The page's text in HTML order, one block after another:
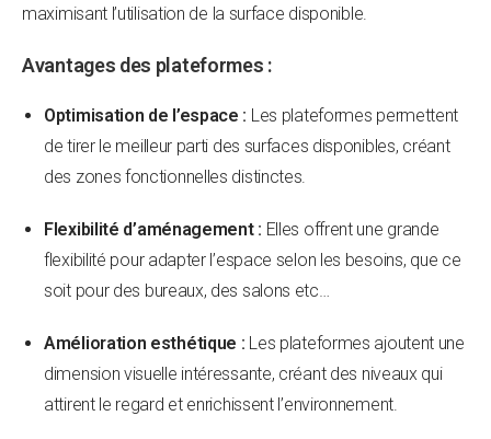
maximisant l’utilisation de la surface disponible.
Avantages des plateformes :
Optimisation de l’espace : Les plateformes permettent
de tirer le meilleur parti des surfaces disponibles, créant
des zones fonctionnelles distinctes.
Flexibilité d’aménagement : Elles offrent une grande
flexibilité pour adapter l’espace selon les besoins, que ce
soit pour des bureaux, des salons etc…
Amélioration esthétique : Les plateformes ajoutent une
dimension visuelle intéressante, créant des niveaux qui
attirent le regard et enrichissent l’environnement.